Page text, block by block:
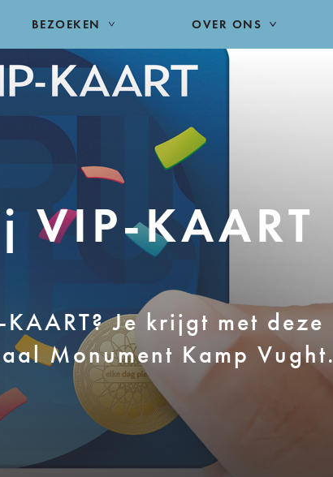
BEZOEKEN OVER ONS
KAART
Je krijgt met deze
Monument Kamp Vught.